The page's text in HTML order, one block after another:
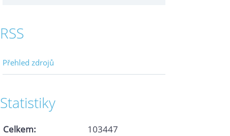
RSS
Přehled zdrojů
Statistiky
Celkem: 103447